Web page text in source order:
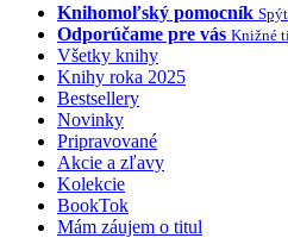
Knihomoľský pomocník
Odporúčame pre vás Knižné
Všetky knihy
Knihy roka 2025
Bestsellery
Novinky
Pripravované
Akcie a zľavy
Kolekcie
BookTok
Mám záujem o titul